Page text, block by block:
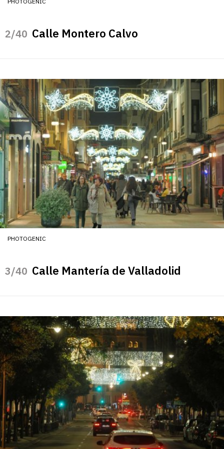
/40 Calle Montero Calvo
PHOTOGENIC
/40 Calle Mantería de Valladolid